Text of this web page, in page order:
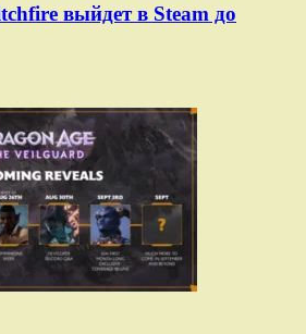
выйдет в Steam до